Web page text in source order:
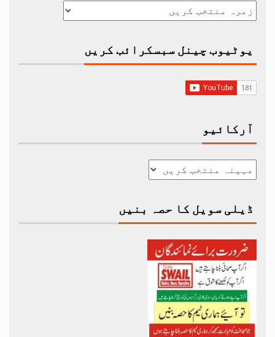
یوٹیوب چینل سبسکرائب کریں
آرکائیو
ڈیلی سویل کا حصہ بنیں